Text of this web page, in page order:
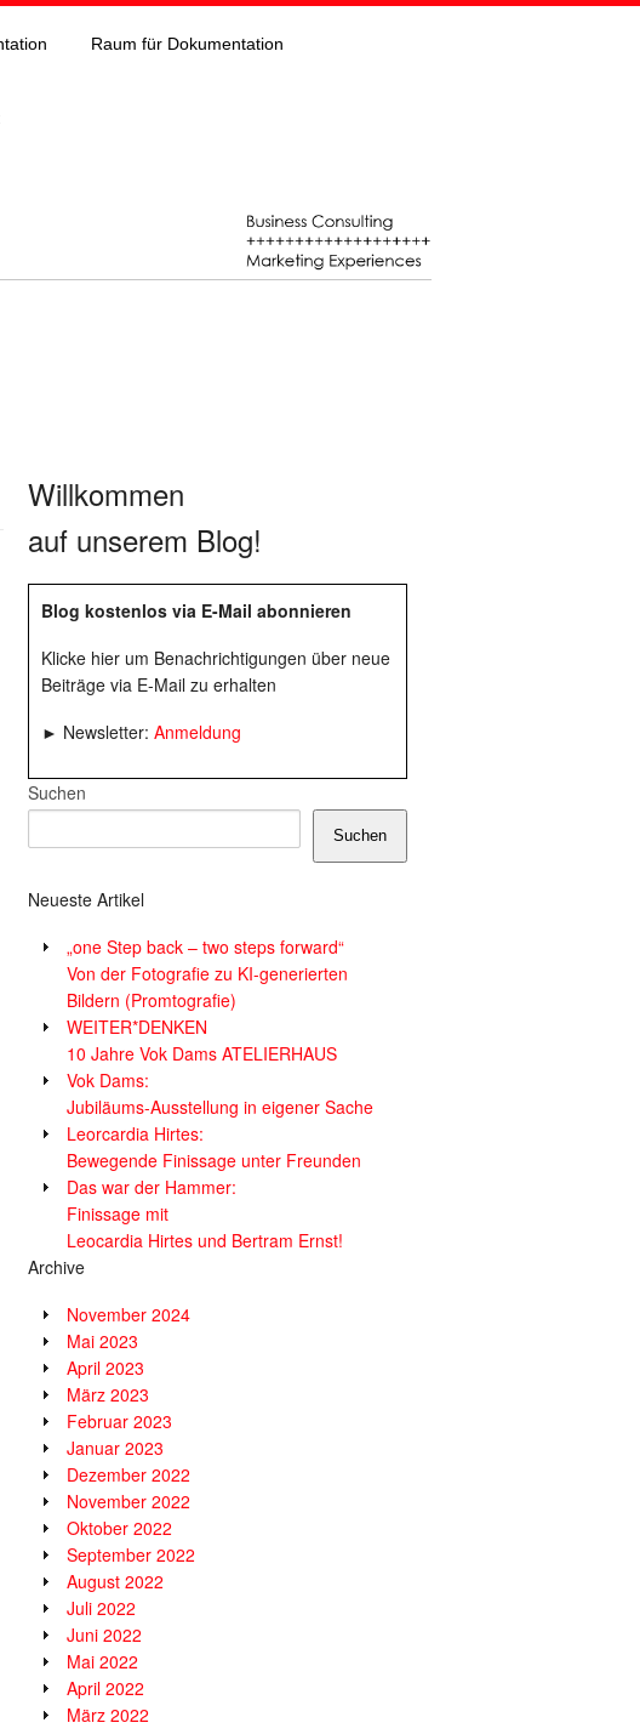
Raum für Dokumentation
Willkommen
auf unserem Blog!
Blog kostenlos via E-Mail abonnieren
Klicke hier um Benachrichtigungen über neue
Beiträge via E-Mail zu erhalten
► Newsletter: Anmeldung
Suchen
Suchen
Neueste Artikel
„one Step back – two steps forward“
Von der Fotografie zu KI-generierten
Bildern (Promtografie)
WEITER*DENKEN
10 Jahre Vok Dams ATELIERHAUS
Vok Dams:
Jubiläums-Ausstellung in eigener Sache
Leorcardia Hirtes:
Bewegende Finissage unter Freunden
Das war der Hammer:
Finissage mit
Leocardia Hirtes und Bertram Ernst!
Archive
November 2024
Mai 2023
April 2023
März 2023
Februar 2023
Januar 2023
Dezember 2022
November 2022
Oktober 2022
September 2022
August 2022
Juli 2022
Juni 2022
Mai 2022
April 2022
März 2022